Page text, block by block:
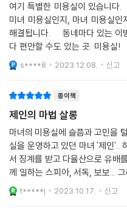
여기 특별한 미용실이 있습니다. 폐쇄된 등산로 앞에 자리 잡은 미용실.
미녀 미용실인지, 마녀 미용실인지 모르겠지만 일단 그곳에 가면 고민
해결됩니다. 동네마다 있는 이방인들이 모인 사랑방. 때로는 어느 곳보
다 편안할 수도 있는 곳. 미용실! 나는 미용실에서 자랐다. 작가님의 한
마디에
s****8 2023.12.08. 신고
종이책
제인의 마법 살롱
마녀의 미용실에 슬픔과 고민을 털어놓으세요. 압
실을 운영하고 있던 마녀 '제인'..
서 징계를 받고 다율산으로 유배
께 일하는 스피아, 서독, 보보...
t*****j 2023.10.17. 신고